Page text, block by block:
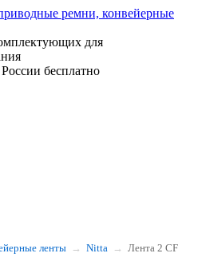
для
бесплатно
ленты Nitta Лента 2 CF